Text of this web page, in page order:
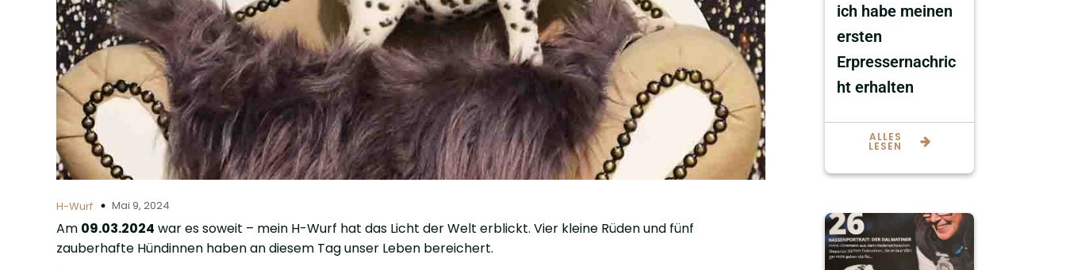
H-Wurf Mai 9, 2024
Am 09.03.2024 war es soweit – mein H-Wurf hat das Licht der Welt erblickt. Vier kleine Rüden und fünf
zauberhafte Hündinnen haben an diesem Tag unser Leben bereichert.
ich habe meinen
ersten
Erpressernachric
ht erhalten
ALLES
LESEN